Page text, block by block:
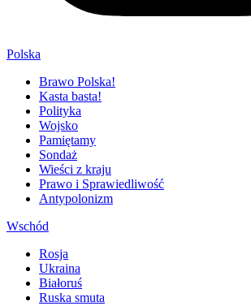
Polska
Brawo Polska!
Kasta basta!
Polityka
Wojsko
Pamiętamy
Sondaż
Wieści z kraju
Prawo i Sprawiedliwość
Antypolonizm
Wschód
Rosja
Ukraina
Białoruś
Ruska smuta